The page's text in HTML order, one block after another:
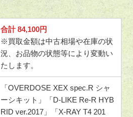
合計 84,100円
※買取金額は中古相場や在庫の状
況、お品物の状態等により変動い
たします。
「OVERDOSE XEX spec.R シャ
ーシキット」「D-LIKE Re-R HYB
RID ver.2017」「X-RAY T4 201